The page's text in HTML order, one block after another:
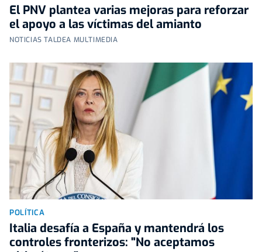
El PNV plantea varias mejoras para reforzar
el apoyo a las víctimas del amianto
NOTICIAS TALDEA MULTIMEDIA
POLÍTICA
Italia desafía a España y mantendrá los
controles fronterizos: "No aceptamos